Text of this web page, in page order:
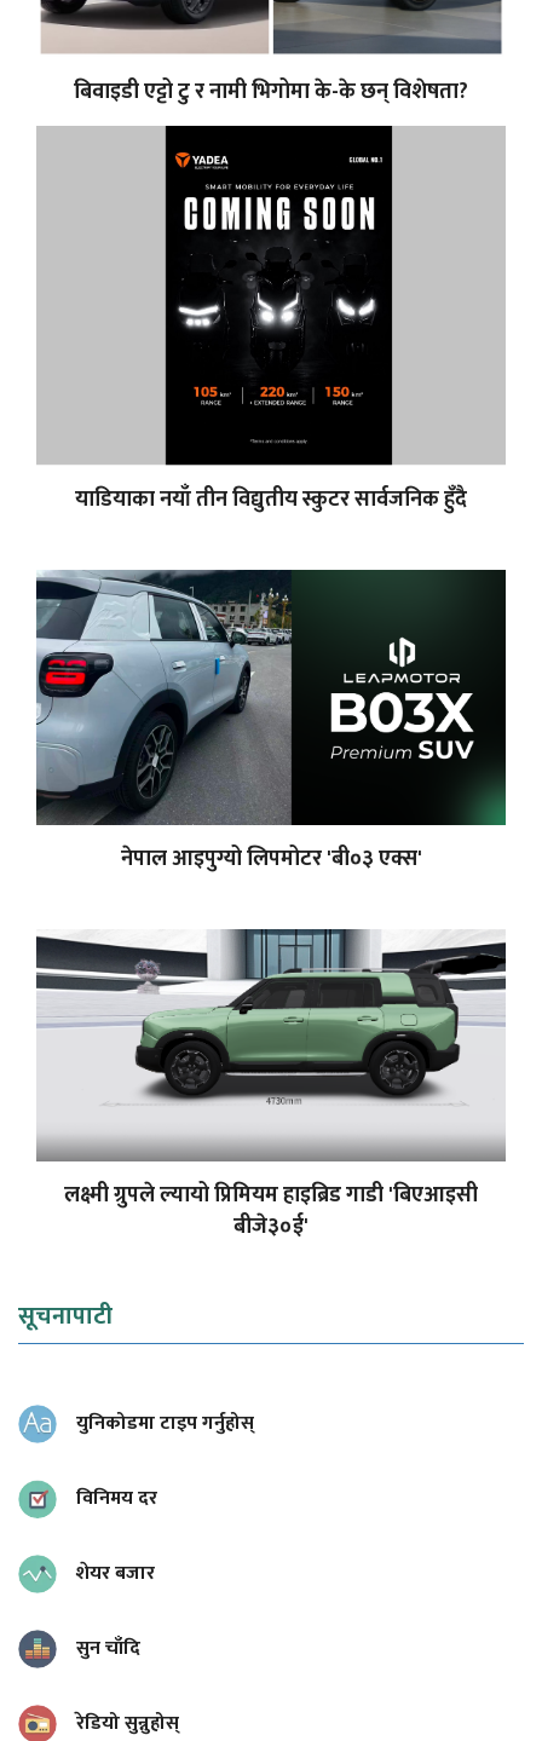
बिवाइडी एट्टो टु र नामी भिगोमा के-के छन् विशेषता?
याडियाका नयाँ तीन विद्युतीय स्कुटर सार्वजनिक हुँदै
नेपाल आइपुग्यो लिपमोटर 'बी०३ एक्स'
लक्ष्मी ग्रुपले ल्यायो प्रिमियम हाइब्रिड गाडी 'बिएआइसी
बीजे३०ई'
सूचनापाटी
युनिकोडमा टाइप गर्नुहोस्
विनिमय दर
शेयर बजार
सुन चाँदि
रेडियो सुन्नुहोस्